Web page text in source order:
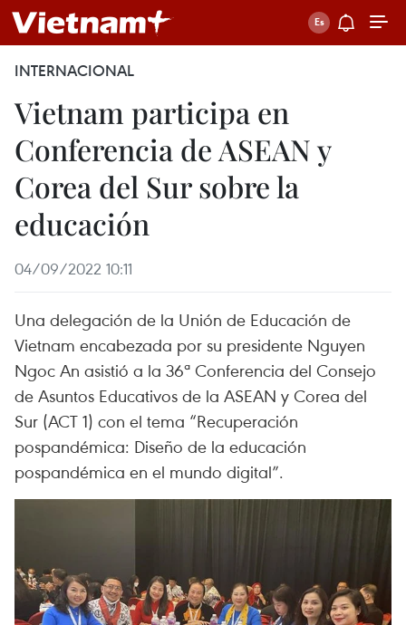
INTERNACIONAL
Vietnam participa en
Conferencia de ASEAN y
Corea del Sur sobre la
educación
04/09/2022 10:11
Una delegación de la Unión de Educación de
Vietnam encabezada por su presidente Nguyen
Ngoc An asistió a la 36ª Conferencia del Consejo
de Asuntos Educativos de la ASEAN y Corea del
Sur (ACT 1) con el tema “Recuperación
pospandémica: Diseño de la educación
pospandémica en el mundo digital”.